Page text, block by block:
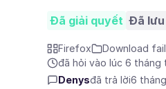
Đã giải quyết Đã
Firefox
Download
đã hỏi vào lúc 6 tháng
Denysđã trả lời6